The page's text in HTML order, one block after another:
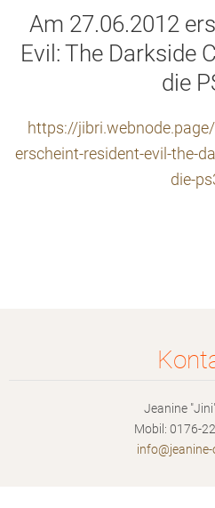
Am 27.06.2012
Evil: The Darkside
die
https://
erscheint-resident-evil-the-
die-
Jeanine
Mobil: 0176-
info@jeanine-